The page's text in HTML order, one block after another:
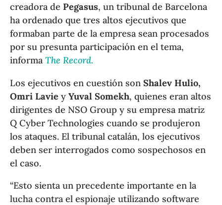
creadora de Pegasus, un tribunal de Barcelona
ha ordenado que tres altos ejecutivos que
formaban parte de la empresa sean procesados
por su presunta participación en el tema,
informaThe Record.
Los ejecutivos en cuestión sonShalev Hulio,
Omri Lavie yYuval Somekh, quienes eran altos
dirigentes de NSO Group y su empresa matriz
Q Cyber Technologies cuando se produjeron
los ataques. El tribunal catalán, los ejecutivos
deben ser interrogados como sospechosos en
el caso.
“Esto sienta un precedente importante en la
lucha contra el espionaje utilizando software